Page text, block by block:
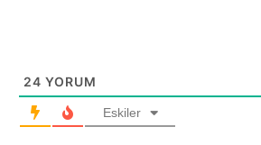
24 YORUM
Eskiler